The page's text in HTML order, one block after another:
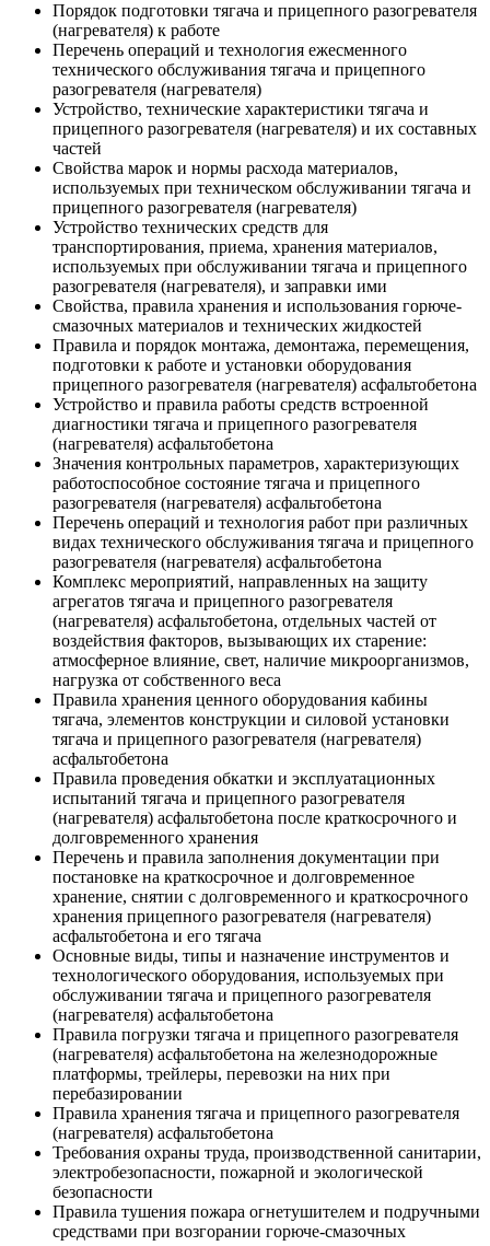
Порядок подготовки тягача и прицепного разогревателя
(нагревателя) к работе
Перечень операций и технология ежесменного
технического обслуживания тягача и прицепного
разогревателя (нагревателя)
Устройство, технические характеристики тягача и
прицепного разогревателя (нагревателя) и их составных
частей
Свойства марок и нормы расхода материалов,
используемых при техническом обслуживании тягача и
прицепного разогревателя (нагревателя)
Устройство технических средств для
транспортирования, приема, хранения материалов,
используемых при обслуживании тягача и прицепного
разогревателя (нагревателя), и заправки ими
Свойства, правила хранения и использования горюче-
смазочных материалов и технических жидкостей
Правила и порядок монтажа, демонтажа, перемещения,
подготовки к работе и установки оборудования
прицепного разогревателя (нагревателя) асфальтобетона
Устройство и правила работы средств встроенной
диагностики тягача и прицепного разогревателя
(нагревателя) асфальтобетона
Значения контрольных параметров, характеризующих
работоспособное состояние тягача и прицепного
разогревателя (нагревателя) асфальтобетона
Перечень операций и технология работ при различных
видах технического обслуживания тягача и прицепного
разогревателя (нагревателя) асфальтобетона
Комплекс мероприятий, направленных на защиту
агрегатов тягача и прицепного разогревателя
(нагревателя) асфальтобетона, отдельных частей от
воздействия факторов, вызывающих их старение:
атмосферное влияние, свет, наличие микроорганизмов,
нагрузка от собственного веса
Правила хранения ценного оборудования кабины
тягача, элементов конструкции и силовой установки
тягача и прицепного разогревателя (нагревателя)
асфальтобетона
Правила проведения обкатки и эксплуатационных
испытаний тягача и прицепного разогревателя
(нагревателя) асфальтобетона после краткосрочного и
долговременного хранения
Перечень и правила заполнения документации при
постановке на краткосрочное и долговременное
хранение, снятии с долговременного и краткосрочного
хранения прицепного разогревателя (нагревателя)
асфальтобетона и его тягача
Основные виды, типы и назначение инструментов и
технологического оборудования, используемых при
обслуживании тягача и прицепного разогревателя
(нагревателя) асфальтобетона
Правила погрузки тягача и прицепного разогревателя
(нагревателя) асфальтобетона на железнодорожные
платформы, трейлеры, перевозки на них при
перебазировании
Правила хранения тягача и прицепного разогревателя
(нагревателя) асфальтобетона
Требования охраны труда, производственной санитарии,
электробезопасности, пожарной и экологической
безопасности
Правила тушения пожара огнетушителем и подручными
средствами при возгорании горюче-смазочных